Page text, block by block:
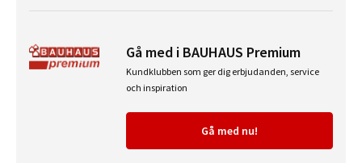
Gå med i BAUHAUS Premium
Kundklubben som ger dig erbjudanden, service
och inspiration
Gå med nu!